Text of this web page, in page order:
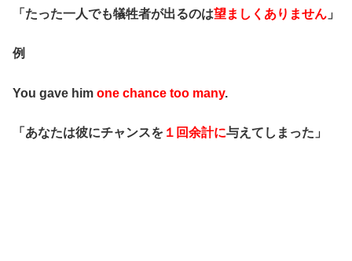
「たった一人でも犠牲者が出るのは望ましくありません 」
例
You gave him one chance too many.
「あなたは彼にチャンスを １回余計に与えてしまった」